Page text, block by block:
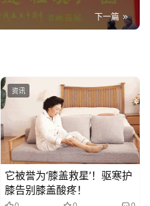
下一篇
资讯
它被誉为‘膝盖救星’！驱寒护
膝告别膝盖酸疼！